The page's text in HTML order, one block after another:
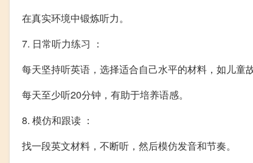
在真实环境中锻炼听力。
7. 日常听力练习 ：
每天坚持听英语，选择适合自己水平的材料，如儿童
每天至少听20分钟，有助于培养语感。
8. 模仿和跟读 ：
找一段英文材料，不断听，然后模仿发音和节奏。